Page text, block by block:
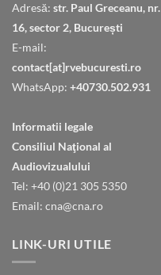
Adresă: str. Paul Greceanu, nr.
16, sector 2, București
E-mail:
contact[at]rvebucuresti.ro
WhatsApp: +40730.502.931
Informatii legale
Consiliul Naţional al
Audiovizualului
Tel: +40 (0)21 305 5350
Email: cna@cna.ro
LINK-URI UTILE